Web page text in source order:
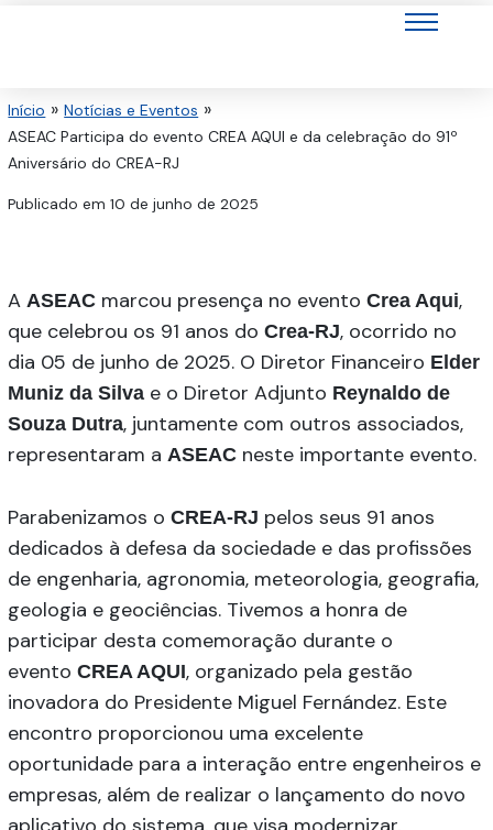
Início
Notícias e Eventos
ASEAC Participa do evento CREA AQUI e da celebração do 91º
Aniversário do CREA-RJ
Publicado em 10 de junho de 2025
AASEAC marcou presença no eventoCrea Aqui,
que celebrou os 91 anos doCrea-RJ, ocorrido no
dia 05 de junho de 2025. O Diretor Financeiro Elder
Muniz da Silva e o Diretor Adjunto Reynaldo de
Souza Dutra, juntamente com outros associados,
representaram aASEAC neste importante evento.
Parabenizamos oCREA-RJ pelos seus 91 anos
dedicados à defesa da sociedade e das profissões
de engenharia, agronomia, meteorologia, geografia,
geologia e geociências. Tivemos a honra de
participar desta comemoração durante o
eventoCREA AQUI, organizado pela gestão
inovadora do Presidente Miguel Fernández. Este
encontro proporcionou uma excelente
oportunidade para a interação entre engenheiros e
empresas, além de realizar o lançamento do novo